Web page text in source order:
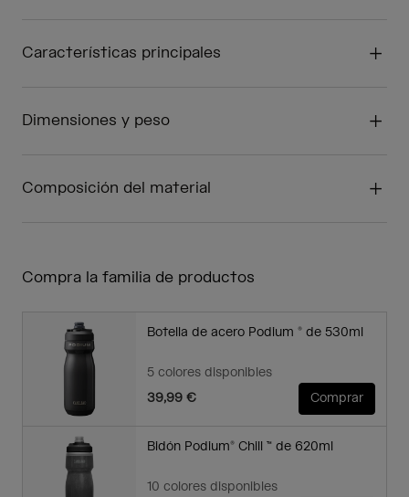
Características principales
Dimensiones y peso
Composición del material
Compra la familia de productos
Botella de acero Podium ® de 530ml
5 colores disponibles
39,99 €
Comprar
Bidón Podium® Chill ™ de 620ml
10 colores disponibles